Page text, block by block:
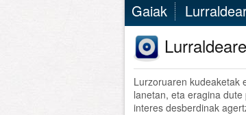
Gaiak
Lurzoruaren kudeaketak
lanetan, eta eragina
interes desberdinak